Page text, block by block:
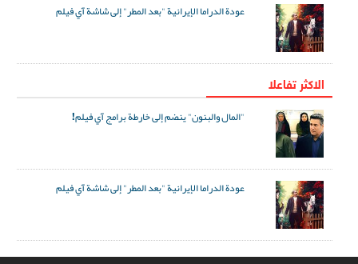
عودة الدراما الإيرانية "بعد المطر" إلى شاشة آي فيلم
الاکثر تفاعلا
"المال والبنون" ينضم إلى خارطة برامج آي فيلم!
عودة الدراما الإيرانية "بعد المطر" إلى شاشة آي فيلم